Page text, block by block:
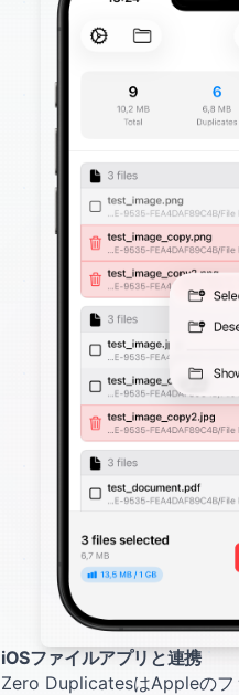
iOSファイルアプリと連携
Zero DuplicatesはAppleのフ